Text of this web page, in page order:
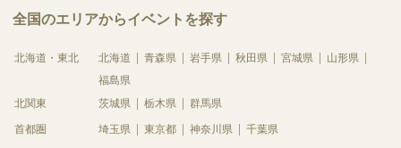
全国のエリアからイベントを探す
北海道・東北 北海道 青森県 岩手県 秋田県 宮城県
山形県
福島県
北関東
茨城県 栃木県 群馬県
首都圏 埼玉県 東京都 神奈川県 千葉県